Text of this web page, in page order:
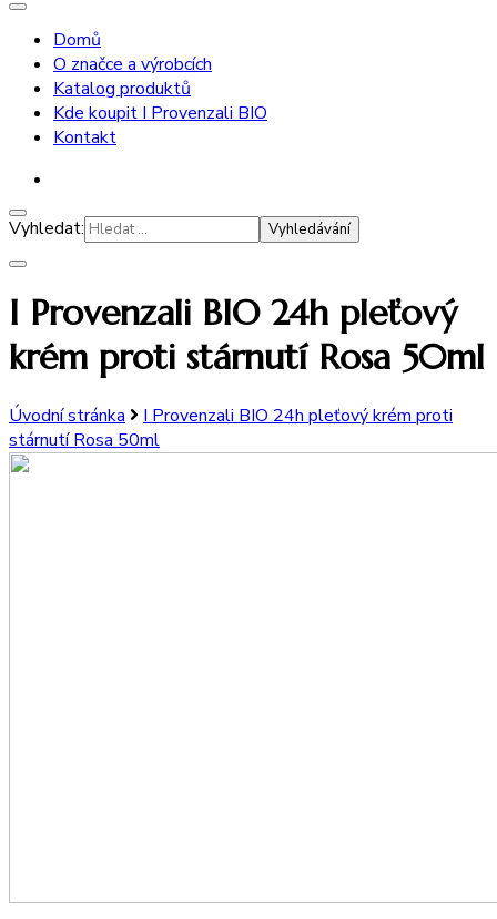
Domů
O značce a výrobcích
Katalog produktů
Kde koupit I Provenzali BIO
Kontakt
Vyhledat:
I Provenzali BIO 24h pleťový
krém proti stárnutí Rosa 50ml
Úvodní stránka
I Provenzali BIO 24h pleťový krém proti
stárnutí Rosa 50ml